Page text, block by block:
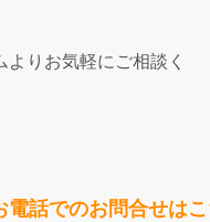
りお気軽にご相談く
電話でのお問合せは